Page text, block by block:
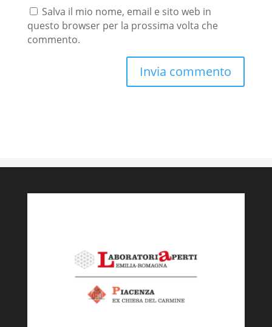
Salva il mio nome, email e sito web in
questo browser per la prossima volta che
commento.